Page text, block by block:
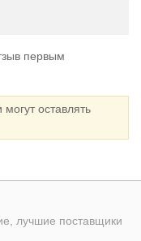
первым
оставлять
лучшие поставщики